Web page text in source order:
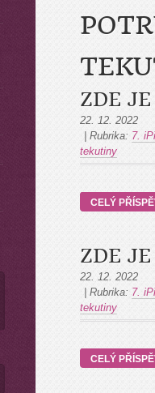
ZDE
22. 12. 2022
Rubrika: 7.
tekutiny
CELÝ
ZDE
22. 12. 2022
Rubrika: 7.
tekutiny
CELÝ